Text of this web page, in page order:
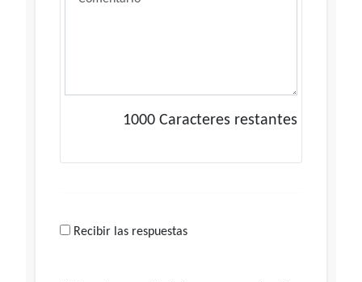
1000 Caracteres restantes
Recibir las respuestas